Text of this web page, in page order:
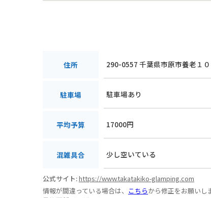
住所 290-0557 千葉県市原市養老１
駐車場 駐車場あり
平均予算 17000円
混雑具合 少し空いている
公式サイト:https://www.takatakiko-glamping.com
情報が間違っている場合は、 こちらから修正をお願いし